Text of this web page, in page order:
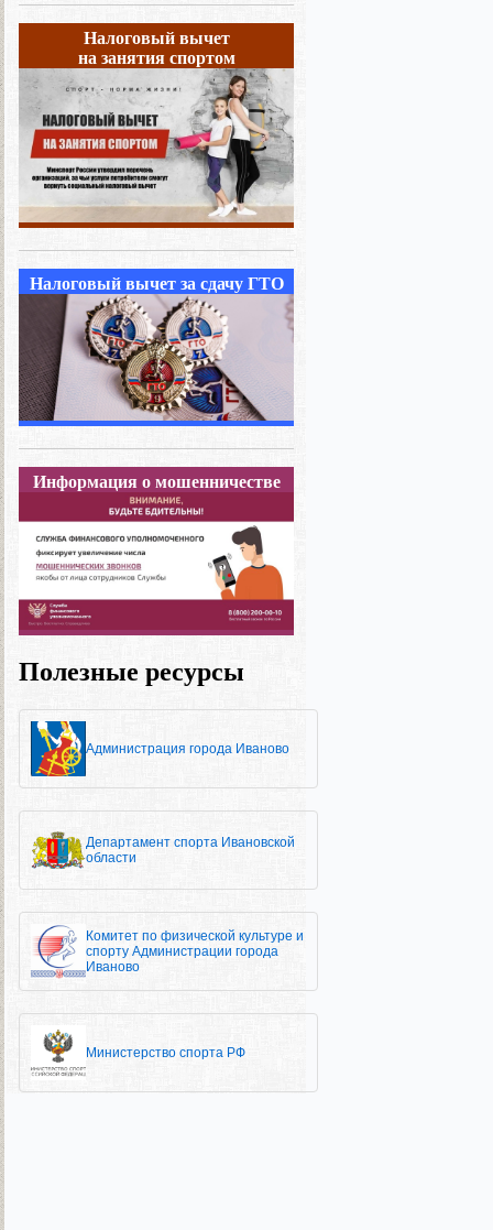
Налоговый вычет
на занятия спортом
Налоговый вычет за сдачу ГТО
Информация о мошенничестве
Полезные ресурсы
Администрация города Иваново
Департамент спорта Ивановской
области
Комитет по физической культуре и
спорту Администрации города
Иваново
Министерство спорта РФ